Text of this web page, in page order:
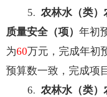
5. 农林水（类）
质量安全（项） 年初
为60万元，完成年初
预算数一致，完成项
6. 农林水（类）